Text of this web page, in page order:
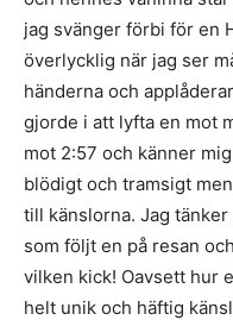
jag svänger förbi för en
överlycklig när jag ser
händerna och
gjorde i att lyfta en mot
mot 2:57 och känner
blödigt och tramsigt
till känslorna. Jag
som följt en på resan
vilken kick! Oavsett hur
helt unik och häftig